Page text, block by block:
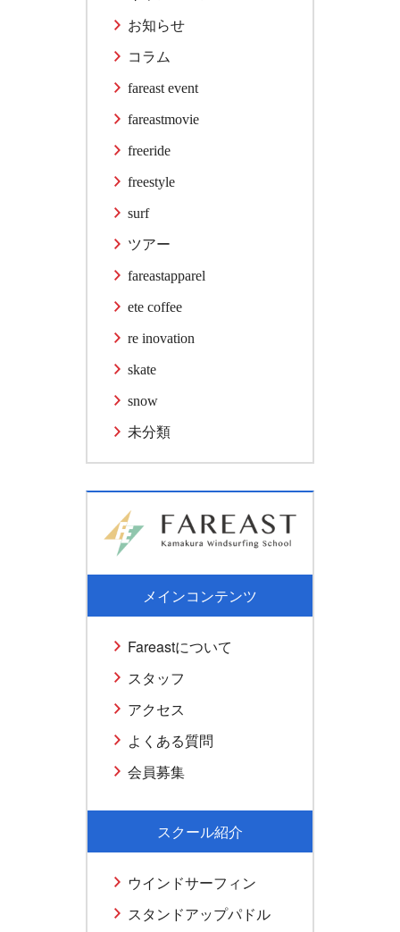
お知らせ
コラム
fareast event
fareastmovie
freeride
freestyle
surf
ツアー
fareastapparel
ete coffee
re inovation
skate
snow
未分類
メインコンテンツ
Fareastについて
スタッフ
アクセス
よくある質問
会員募集
スクール紹介
ウインドサーフィン
スタンドアップパドル